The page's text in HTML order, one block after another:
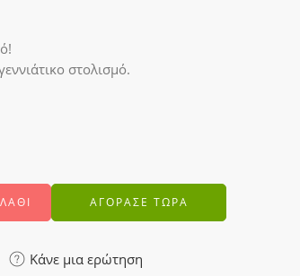
στολισμό.
ΑΓΟΡΑΣΕ ΤΩΡΑ
Κάνε μια ερώτηση